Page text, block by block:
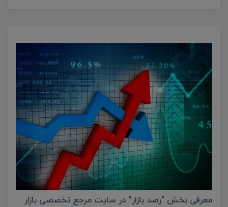
معرفی بخش "رصد بازار" در سایت مرجع تخصصی بازار